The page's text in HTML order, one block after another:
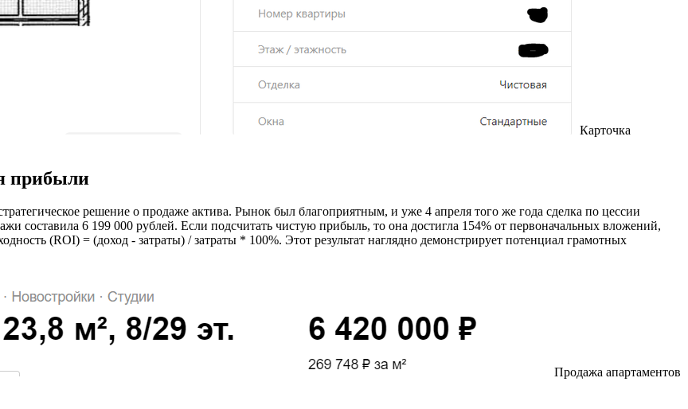
Карточка
прибыли
решение о продаже актива. Рынок был благоприятным, и уже 4 апреля того же года сделка по цессии
составила 6 199 000 рублей. Если подсчитать чистую прибыль, то она достигла 154% от первоначальных вложений,
(ROI) = (доход - затраты) / затраты * 100%. Этот результат наглядно демонстрирует потенциал грамотных
Продажа апартаментов